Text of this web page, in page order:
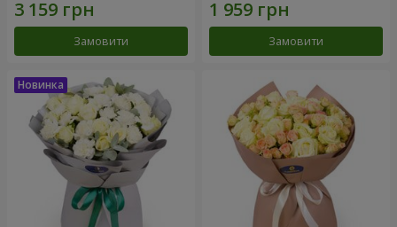
Замовити Замовити